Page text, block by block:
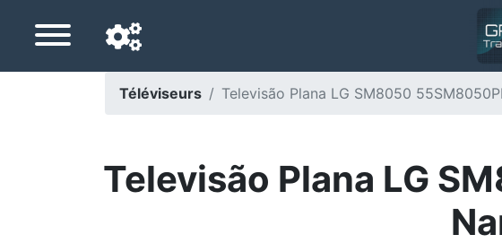
Pays de livraison
Téléviseurs Televisão Plana LG SM8050
Televisão Plana LG